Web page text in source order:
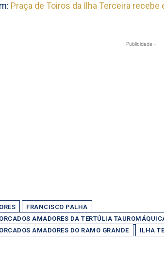
Praça de Toiros da Ilha Terceira
- Publicidade -
FRANCISCO PALHA
AMADORES DA TERTÚLIA
AMADORES DO RAMO GRANDE
ILHA